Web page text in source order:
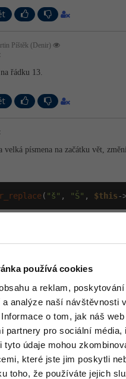
používá cookies
a reklam,
analýze naší návštěvnosti
o tom, jak náš
partnery pro sociální média,
tyto údaje mohou
které jste jim poskytli
toho, že používáte jejich
MariaDB
/ UX/UI návrhář
manažer
analytik
SW -80%
commerce
softwaru
analýza
gramotnost
CSS -80%
-80%
Píštěk (Denir)
řádku 13.
velká písmena na začátku vět,
( "š" , "Š" , $this-
typu vět 'Š' a na řádku 37 je
To malé a velké š tam mám,
š, takže ho nepřevede na velké.